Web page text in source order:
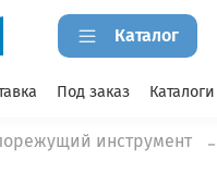
Каталог
Под заказ Каталоги
инструмент